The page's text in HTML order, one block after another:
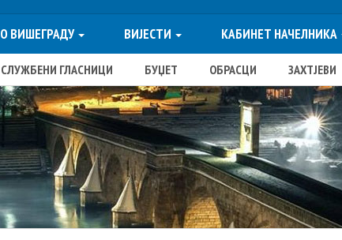
О ВИШЕГРАДУ ВИЈЕСТИ КАБИНЕТ НАЧЕЛНИКА
СЛУЖБЕНИ ГЛАСНИЦИ БУЏЕТ ОБРАСЦИ ЗАХТЈЕВИ